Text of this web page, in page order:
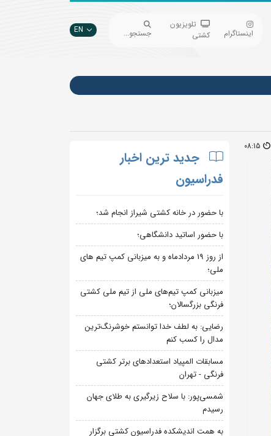
اینستاگرام
تلویزیون
کشتی
جستجو... EN
08:15
جدید ترین اخبار
فدراسیون
با حضور در خانه کشتی شیراز انجام شد؛
با حضور اساتید دانشگاهی؛
از روز 19 مردادماه و به میزبانی کمپ تیم های
ملی؛
میزبانی کمپ تیم‌های ملی از تیم ملی کشتی
فرنگی بزرگسالان؛
رضایی: به لطف خدا توانستم خوشرنگ‌ترین
مدال را کسب کنم
مسابقات المپیاد استعدادهای برتر کشتی
فرنگی - تهران
شمسی‌پور: با سلاح زیرگیری به طلای جهان
رسیدم
به همت اندیشکده فدراسیون کشتی برگزار